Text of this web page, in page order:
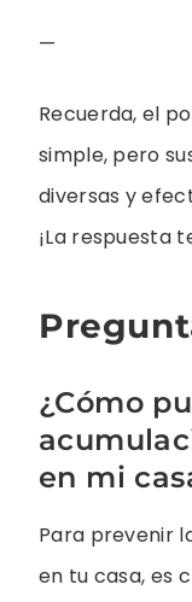
—
Recuerda, el
simple, pero
diversas y
¡La respuesta
¿Cómo
en mi
Para prevenir
en tu casa, es